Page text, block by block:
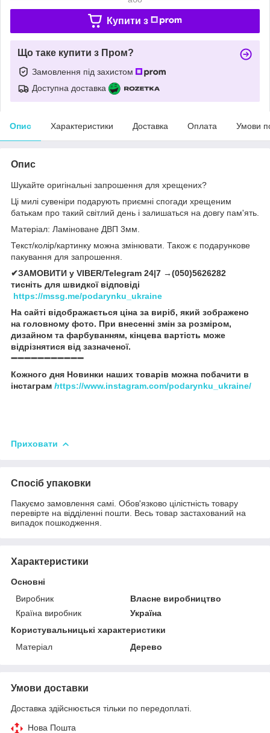
Купити з
Що таке купити з Пром?
Замовлення під захистом
Доступна доставка
Опис Характеристики Доставка Оплата Умови
Опис
Шукайте оригінальні запрошення для хрещених?
Ці милі сувеніри подарують приємні спогади хрещеним
батькам про такий світлий день і залишаться на довгу пам'ять.
Матеріал: Ламіноване ДВП 3мм.
Текст/колір/картинку можна змінювати. Також є подарункове
пакування для запрошення.
✔ЗАМОВИТИ у VIBER/Telegram 24|7 →(050)5626282
тисніть для швидкої відповіді
https://mssg.me/podarynku_ukraine
На сайті відображається ціна за виріб, який зображено
на головному фото. При внесенні змін за розміром,
дизайном та фарбуванням, кінцева вартість може
відрізнятися від зазначеної.
➖➖➖➖➖➖➖➖➖➖➖
Кожного дня Новинки наших товарів можна побачити в
інстаграм https://www.instagram.com/podarynku_ukraine/
Приховати
Спосіб упаковки
Пакуємо замовлення самі. Обов'язково цілістність товару
перевірте на відділенні пошти. Весь товар застахований на
випадок пошкодження.
Характеристики
Основні
Виробник
Власне виробництво
Країна виробник
Україна
Користувальницькі характеристики
Матеріал
Дерево
Умови доставки
Доставка здійснюється тільки по передоплаті.
Нова Пошта